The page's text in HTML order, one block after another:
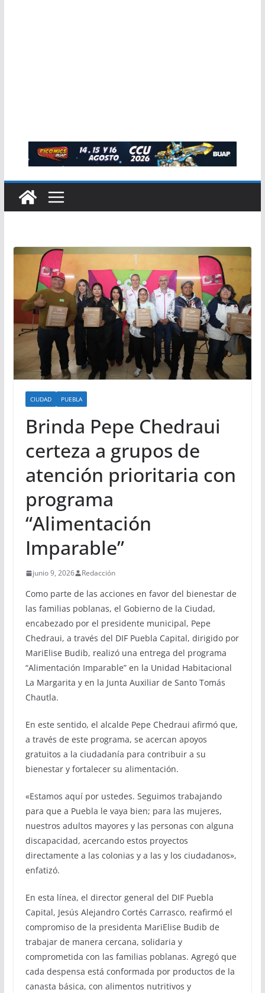
CIUDAD PUEBLA
Brinda Pepe Chedraui
certeza a grupos de
atención prioritaria con
programa
“Alimentación
Imparable”
junio 9, 2026 Redacción
Como parte de las acciones en favor del bienestar de
las familias poblanas, el Gobierno de la Ciudad,
encabezado por el presidente municipal, Pepe
Chedraui, a través del DIF Puebla Capital, dirigido por
MariElise Budib, realizó una entrega del programa
“Alimentación Imparable” en la Unidad Habitacional
La Margarita y en la Junta Auxiliar de Santo Tomás
Chautla.
En este sentido, el alcalde Pepe Chedraui afirmó que,
a través de este programa, se acercan apoyos
gratuitos a la ciudadanía para contribuir a su
bienestar y fortalecer su alimentación.
«Estamos aquí por ustedes. Seguimos trabajando
para que a Puebla le vaya bien; para las mujeres,
nuestros adultos mayores y las personas con alguna
discapacidad, acercando estos proyectos
directamente a las colonias y a las y los ciudadanos»,
enfatizó.
En esta línea, el director general del DIF Puebla
Capital, Jesús Alejandro Cortés Carrasco, reafirmó el
compromiso de la presidenta MariElise Budib de
trabajar de manera cercana, solidaria y
comprometida con las familias poblanas. Agregó que
cada despensa está conformada por productos de la
canasta básica, con alimentos nutritivos y